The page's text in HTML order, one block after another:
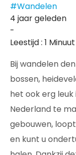
#Wandelen
4 jaar geleden
-
Leestijd : 1 Minuut
Bij wandelen
bossen,
het ook erg
Nederland te
gebouwen,
en kunt u